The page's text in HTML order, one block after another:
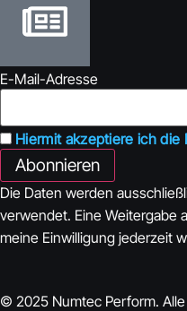
E-Mail-Adresse
Hiermit akzeptiere ich
Die Daten werden
verwendet. Eine Weitergabe
meine Einwilligung jederzeit
© 2025 Numtec Perform.